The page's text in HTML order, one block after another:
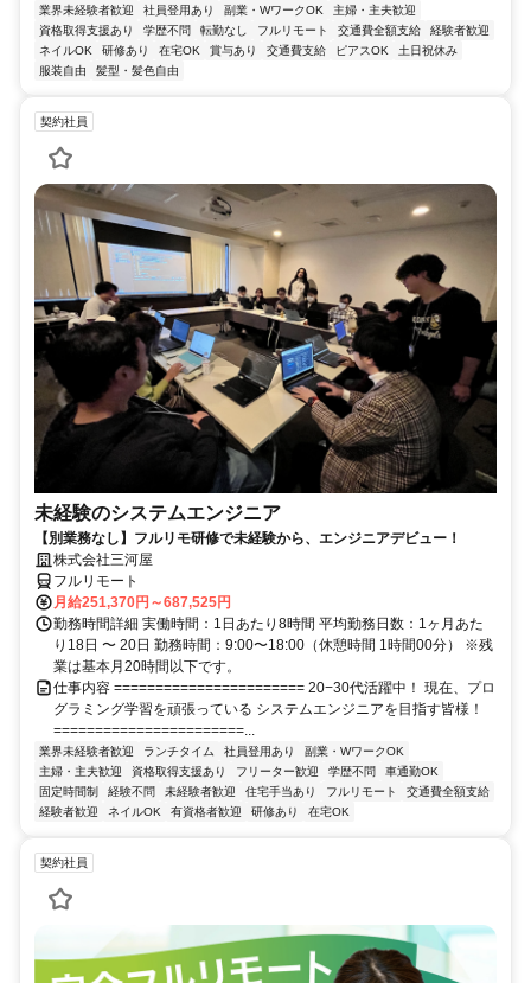
業界未経験者歓迎 社員登用あり 副業・WワークOK
主婦・主夫歓迎
資格取得支援あり
学歴不問 転勤なし フルリモート 交通費全額支給
経験者歓迎
ネイルOK
研修あり 在宅OK 賞与あり 交通費支給 ピアスOK
土日祝休み
服装自由
髪型・髪色自由
契約社員
未経験のシステムエンジニア
【別業務なし】フルリモ研修で未経験から、エンジニアデビュー！
株式会社三河屋
フルリモート
月給251,370円～687,525円
勤務時間詳細 実働時間：1日あたり8時間 平均勤務日数：1ヶ月あた
り18日 〜 20日 勤務時間：9:00〜18:00（休憩時間 1時間00分） ※残
業は基本月20時間以下です。
仕事内容 ======================= 20−30代活躍中！ 現在、プロ
グラミング学習を頑張っている システムエンジニアを目指す皆様！
=======================...
業界未経験者歓迎 ランチタイム 社員登用あり
副業・WワークOK
主婦・主夫歓迎
資格取得支援あり フリーター歓迎 学歴不問
車通勤OK
固定時間制
経験不問 未経験者歓迎 住宅手当あり フルリモート
交通費全額支給
経験者歓迎
ネイルOK 有資格者歓迎 研修あり 在宅OK
契約社員